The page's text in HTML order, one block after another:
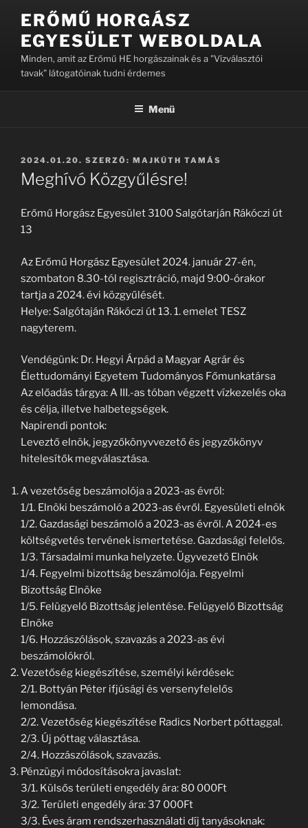
Tartalomhoz
ERŐMŰ HORGÁSZ
EGYESÜLET WEBOLDALA
Minden, amit az Erőmű HE horgászainak és a "Vízválasztói
tavak" látogatóinak tudni érdemes
Menü
BEKÜLDVE:
2024.01.20. SZERZŐ: MAJKÚTH TAMÁS
Meghívó Közgyűlésre!
Erőmű Horgász Egyesület 3100 Salgótarján Rákóczi út
13
Az Erőmű Horgász Egyesület 2024. január 27-én,
szombaton 8.30-tól regisztráció, majd 9:00-órakor
tartja a 2024. évi közgyűlését.
Helye: Salgótaján Rákóczi út 13. 1. emelet TESZ
nagyterem.
Vendégünk: Dr. Hegyi Árpád a Magyar Agrár és
Élettudományi Egyetem Tudományos Főmunkatársa
Az előadás tárgya: A III.-as tóban végzett vízkezelés oka
és célja, illetve halbetegségek.
Napirendi pontok:
Leveztő elnök, jegyzőkönyvvezető és jegyzőkönyv
hitelesítők megválasztása.
A vezetőség beszámolója a 2023-as évről:
1/1. Elnöki beszámoló a 2023-as évről. Egyesületi elnök
1/2. Gazdasági beszámoló a 2023-as évről. A 2024-es
költségvetés tervének ismertetése. Gazdasági felelős.
1/3. Társadalmi munka helyzete. Ügyvezető Elnök
1/4. Fegyelmi bizottság beszámolója. Fegyelmi
Bizottság Elnöke
1/5. Felügyelő Bizottság jelentése. Felügyelő Bizottság
Elnöke
1/6. Hozzászólások, szavazás a 2023-as évi
beszámolókról.
Vezetőség kiegészítése, személyi kérdések:
2/1. Bottyán Péter ifjúsági és versenyfelelős
lemondása.
2/2. Vezetőség kiegészítése Radics Norbert póttaggal.
2/3. Új póttag választása.
2/4. Hozzászólások, szavazás.
Pénzügyi módosításokra javaslat:
3/1. Külsős területi engedély ára: 80 000Ft
3/2. Területi engedély ára: 37 000Ft
3/3. Éves áram rendszerhasználati díj tanyásoknak: